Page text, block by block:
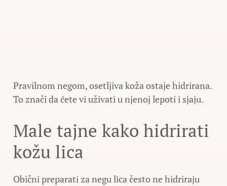
Pravilnom negom, osetljiva koža ostaje hidrirana.
To znači da ćete vi uživati u njenoj lepoti i sjaju.
Male tajne kako hidrirati
kožu lica
Obični preparati za negu lica često ne hidriraju